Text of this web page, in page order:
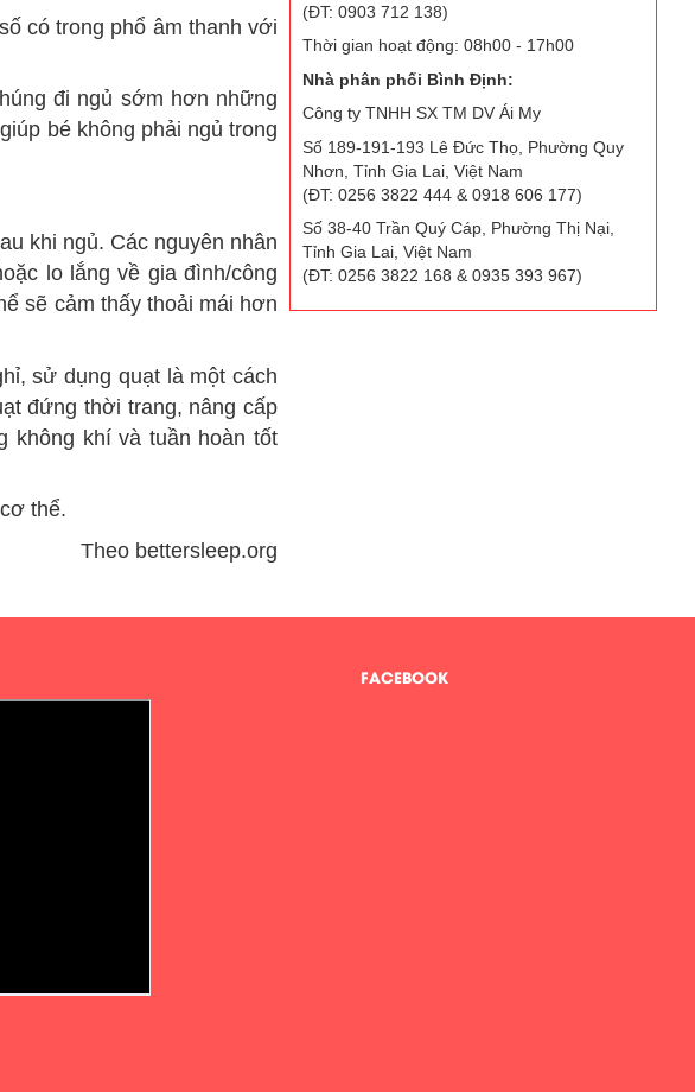
có trong phổ âm thanh với
đi ngủ sớm hơn những
bé không phải ngủ trong
khi ngủ. Các nguyên nhân
lo lắng về gia đình/công
sẽ cảm thấy thoải mái hơn
sử dụng quạt là một cách
đứng thời trang, nâng cấp
không khí và tuần hoàn tốt
thể.
Theo bettersleep.org
(ĐT: 0903 712 138)
Thời gian hoạt động: 08h00 - 17h00
Nhà phân phối Bình Định:
Công ty TNHH SX TM DV Ái My
Số 189-191-193 Lê Đức Thọ, Phường Quy
Nhơn, Tỉnh Gia Lai, Việt Nam
(ĐT: 0256 3822 444 & 0918 606 177)
Số 38-40 Trần Quý Cáp, Phường Thị Nại,
Tỉnh Gia Lai, Việt Nam
(ĐT: 0256 3822 168 & 0935 393 967)
FACEBOOK